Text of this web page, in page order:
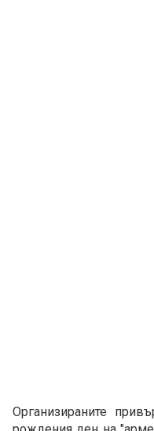
Организираните